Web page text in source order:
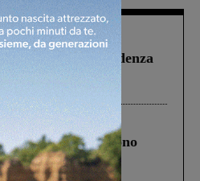
Agosto 2026
oltre la scadenza
d’Italia: “Un
in A1 in cui morirono
Lo schianto, il
fra tir....